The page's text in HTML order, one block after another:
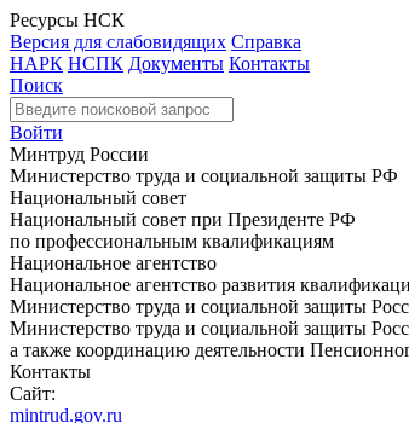
Ресурсы НСК
Версия для слабовидящих Справка
НАРК НСПК Документы Контакты
Поиск
Войти
Минтруд России
Министерство труда и социальной защиты РФ
Национальный совет
Национальный совет при Президенте РФ
по профессиональным квалификациям
Национальное агентство
Национальное агентство развития
Министерство труда и социальной защиты
Министерство труда и социальной защиты
а также координацию деятельности
Контакты
Сайт:
mintrud.gov.ru